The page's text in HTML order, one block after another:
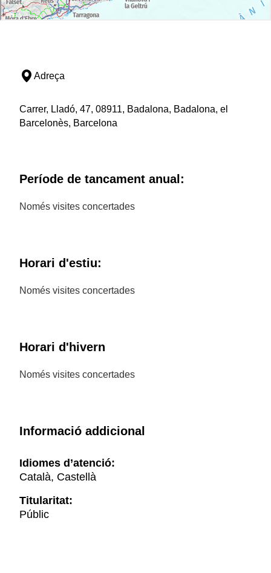
Adreça
Carrer, Lladó, 47, 08911, Badalona, Badalona, el
Barcelonès, Barcelona
Període de tancament anual:
Només visites concertades
Horari d'estiu:
Només visites concertades
Horari d'hivern
Només visites concertades
Informació addicional
Idiomes d’atenció:
Català, Castellà
Titularitat:
Públic